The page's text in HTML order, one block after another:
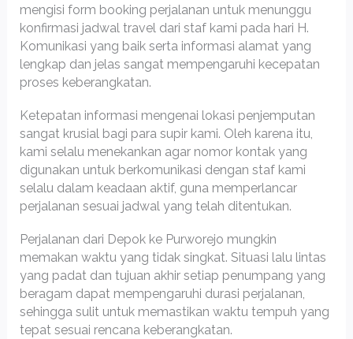
mengisi form booking perjalanan untuk menunggu
konfirmasi jadwal travel dari staf kami pada hari H.
Komunikasi yang baik serta informasi alamat yang
lengkap dan jelas sangat mempengaruhi kecepatan
proses keberangkatan.
Ketepatan informasi mengenai lokasi penjemputan
sangat krusial bagi para supir kami. Oleh karena itu,
kami selalu menekankan agar nomor kontak yang
digunakan untuk berkomunikasi dengan staf kami
selalu dalam keadaan aktif, guna memperlancar
perjalanan sesuai jadwal yang telah ditentukan.
Perjalanan dari Depok ke Purworejo mungkin
memakan waktu yang tidak singkat. Situasi lalu lintas
yang padat dan tujuan akhir setiap penumpang yang
beragam dapat mempengaruhi durasi perjalanan,
sehingga sulit untuk memastikan waktu tempuh yang
tepat sesuai rencana keberangkatan.